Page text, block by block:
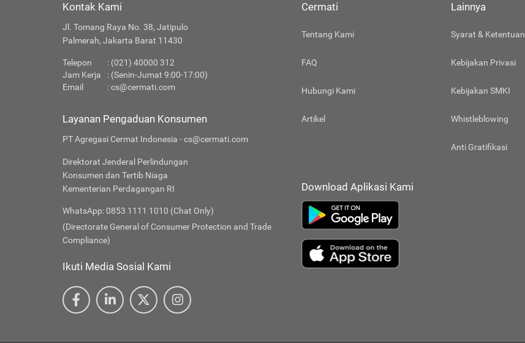
Kontak Kami
Jl. Tomang Raya No. 38, Jatipulo
Palmerah, Jakarta Barat 11430
Telepon
: (021) 40000 312
Jam Kerja
: (Senin-Jumat 9:00-17:00)
Email
:cs@cermati.com
Layanan Pengaduan Konsumen
PT Agregasi Cermat Indonesia - cs@cermati.com
Direktorat Jenderal Perlindungan
Konsumen dan Tertib Niaga
Kementerian Perdagangan RI
WhatsApp: 0853 1111 1010 (Chat Only)
(Directorate General of Consumer Protection and Trade
Compliance)
Ikuti Media Sosial Kami
Cermati
Tentang Kami
FAQ
Hubungi Kami
Artikel
Lainnya
Syarat & Ketentuan
Kebijakan Privasi
Kebijakan SMKI
Whistleblowing
Anti Gratifikasi
Download Aplikasi Kami